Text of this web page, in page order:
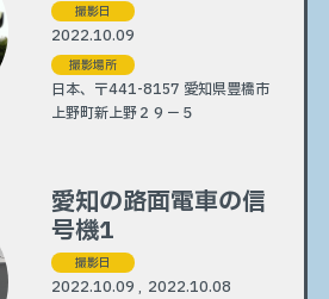
撮影日
2022.10.09
撮影場所
日本、〒441-8157 愛知県豊橋市
上野町新上野２９−５
愛知の路面電車の信
号機1
撮影日
2022.10.09 , 2022.10.08